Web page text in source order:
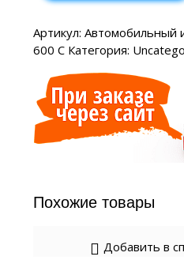
Артикул: Автомобильный
600 С Категория:
Похожие товары
Добавить в